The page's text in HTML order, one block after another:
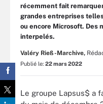
récemment fait
grandes entreprises
ou encore Microsoft. Des
interpelés.
Valéry Rieß-Marchive,
Publié le: 22 mars 2022
Le groupe Lapsus$ a